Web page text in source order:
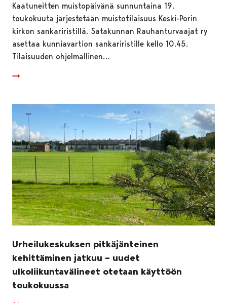
Kaatuneitten muistopäivänä sunnuntaina 19.
toukokuuta järjestetään muistotilaisuus Keski-Porin
kirkon sankariristillä. Satakunnan Rauhanturvaajat ry
asettaa kunniavartion sankariristille kello 10.45.
Tilaisuuden ohjelmallinen…
Urheilukeskuksen pitkäjänteinen
kehittäminen jatkuu – uudet
ulkoliikuntavälineet otetaan käyttöön
toukokuussa